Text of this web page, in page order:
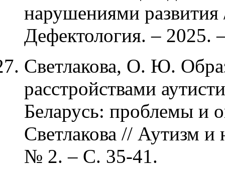
нарушениями
Дефектология. –
Светлакова, О. Ю.
расстройствами
Беларусь: проблемы
Светлакова // Аутизм и
№ 2. – С. 35-41.